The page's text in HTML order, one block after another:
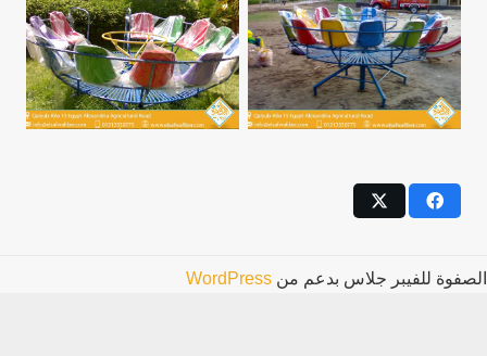
الصفوة للفيبر جلاس بدعم من WordPress